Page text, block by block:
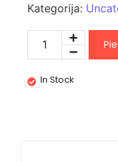
Kategorija:
In Stock